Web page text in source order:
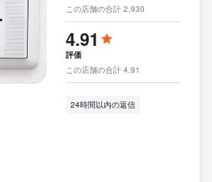
この店舗の合計 2,930
4.91
評価
この店舗の合計 4.91
24時間以内の返信